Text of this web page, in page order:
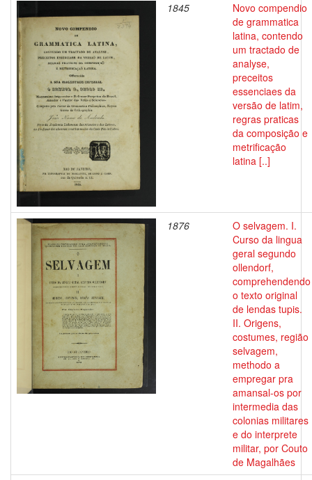
1845
Novo compendio
de grammatica
latina, contendo
um tractado de
analyse,
preceitos
essenciaes da
versão de latim,
regras praticas
da composição e
metrificação
latina [..]
1876
O selvagem. I.
Curso da lingua
geral segundo
ollendorf,
comprehendendo
o texto original
de lendas tupis.
II. Origens,
costumes, região
selvagem,
methodo a
empregar pra
amansal-os por
intermedia das
colonias militares
e do interprete
militar, por Couto
de Magalhães